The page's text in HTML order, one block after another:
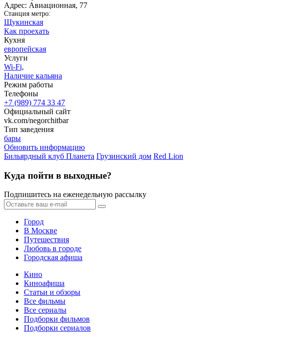
Адрес: Авиационная, 77
Станция метро:
Щукинская
Как проехать
Кухня
европейская
Услуги
Wi-Fi,
Наличие кальяна
Режим работы
Телефоны
+7 (989) 774 33 47
Официальный сайт
vk.com/negorchitbar
Тип заведения
бары
Обновить информацию
Бильярдный клуб Планета Грузинский дом Red Lion
Куда пойти в выходные?
Подпишитесь на еженедельную рассылку
Город
В Москве
Путешествия
Любовь в городе
Городская афиша
Кино
Киноафиша
Статьи и обзоры
Все фильмы
Все сериалы
Подборки фильмов
Подборки сериалов